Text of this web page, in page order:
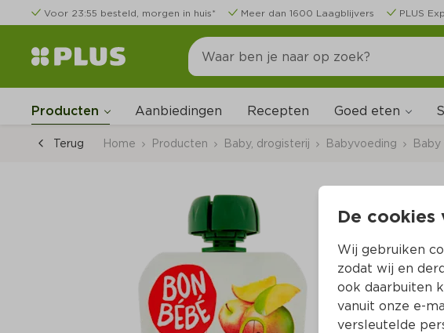
Voor 23:55 besteld, morgen in huis* Meer dan 1600 Laagblijvers PLUS
Producten Aanbiedingen Recepten Goed eten
Terug Home Producten Baby, drogisterij Babyvoeding Baby
De cookies
Wij gebruiken
zodat wij en
ook daarbuiten
vanuit onze e-
versleutelde